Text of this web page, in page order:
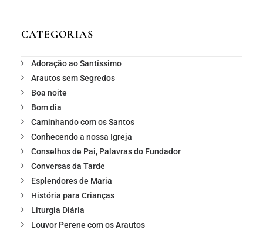
CATEGORIAS
Adoração ao Santíssimo
Arautos sem Segredos
Boa noite
Bom dia
Caminhando com os Santos
Conhecendo a nossa Igreja
Conselhos de Pai, Palavras do Fundador
Conversas da Tarde
Esplendores de Maria
História para Crianças
Liturgia Diária
Louvor Perene com os Arautos